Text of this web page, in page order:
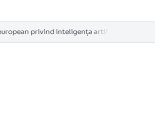
inteligența artificială se aplică din 2